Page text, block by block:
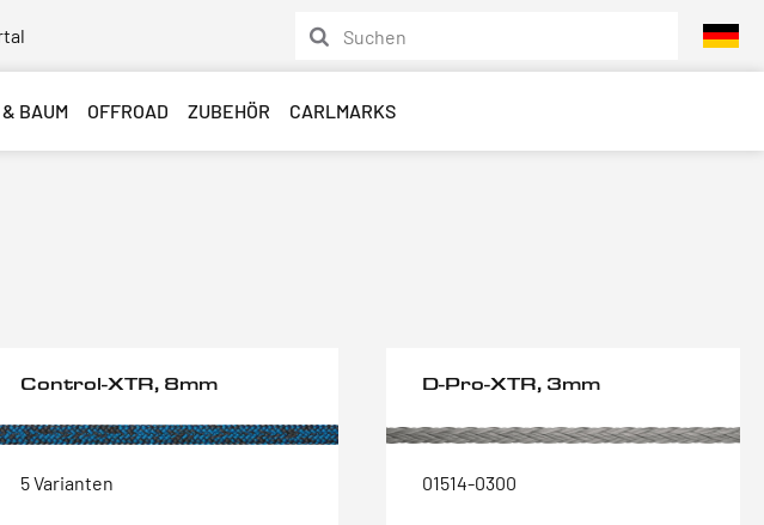
BAUM OFFROAD ZUBEHÖR CARLMARKS
Control-XTR, 8mm
5 Varianten
D-Pro-XTR, 3mm
01514-0300